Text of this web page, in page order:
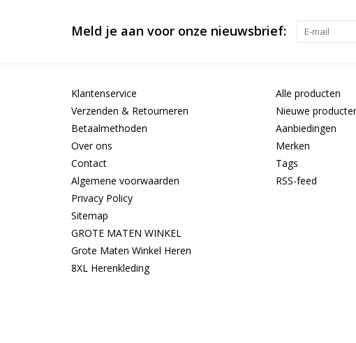
Meld je aan voor onze nieuwsbrief:
Klantenservice
Verzenden & Retourneren
Betaalmethoden
Over ons
Contact
Algemene voorwaarden
Privacy Policy
Sitemap
GROTE MATEN WINKEL
Grote Maten Winkel Heren
8XL Herenkleding
Alle producten
Nieuwe
Aanbiedingen
Merken
Tags
RSS-feed